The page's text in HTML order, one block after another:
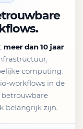
meer dan 10 jaar
computing.
workflows in de
betrouwbare
belangrijk zijn.